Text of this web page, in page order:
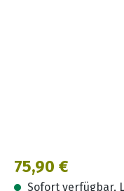
Regulärer Preis:
75,90 €
Sofort verfügbar,